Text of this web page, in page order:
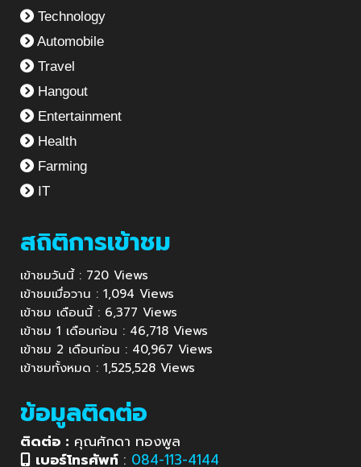
Technology
Automobile
Travel
Hangout
Entertainment
Health
Farming
IT
สถิติการเข้าชม
เข้าชมวันนี้ : 720 Views
เข้าชมเมื่อวาน : 1,094 Views
เข้าชม เดือนนี้ : 6,377 Views
เข้าชม 1 เดือนก่อน : 46,718 Views
เข้าชม 2 เดือนก่อน : 40,967 Views
เข้าชมทั้งหมด : 1,525,528 Views
ข้อมูลติดต่อ
ติดต่อ : คุณศักดา ทองพูล
เบอร์โทรศัพท์ : 084-113-4144